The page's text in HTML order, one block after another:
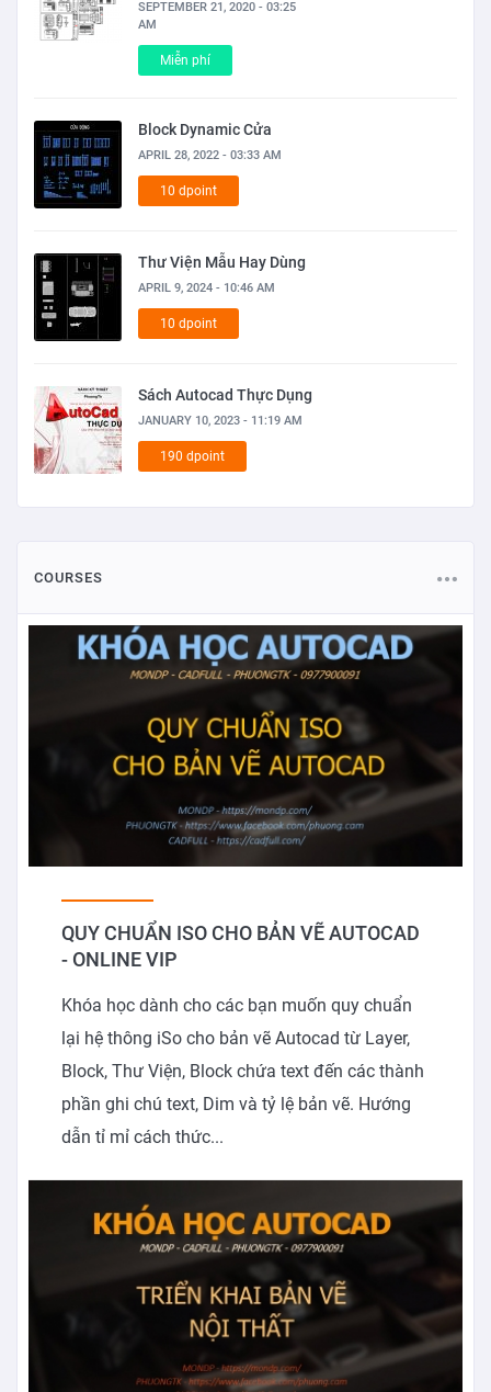
SEPTEMBER 21, 2020 - 03:25
AM
Miễn phí
Block Dynamic Cửa
APRIL 28, 2022 - 03:33 AM
10 dpoint
Thư Viện Mẫu Hay Dùng
APRIL 9, 2024 - 10:46 AM
10 dpoint
Sách Autocad Thực Dụng
JANUARY 10, 2023 - 11:19 AM
190 dpoint
COURSES
QUY CHUẨN ISO CHO BẢN VẼ AUTOCAD
- ONLINE VIP
Khóa học dành cho các bạn muốn quy chuẩn
lại hệ thông iSo cho bản vẽ Autocad từ Layer,
Block, Thư Viện, Block chứa text đến các thành
phần ghi chú text, Dim và tỷ lệ bản vẽ. Hướng
dẫn tỉ mỉ cách thức...